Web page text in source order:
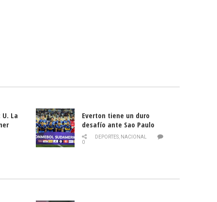
La
Everton tiene un duro
desafío ante Sao Paulo
DEPORTES, NACIONAL
0